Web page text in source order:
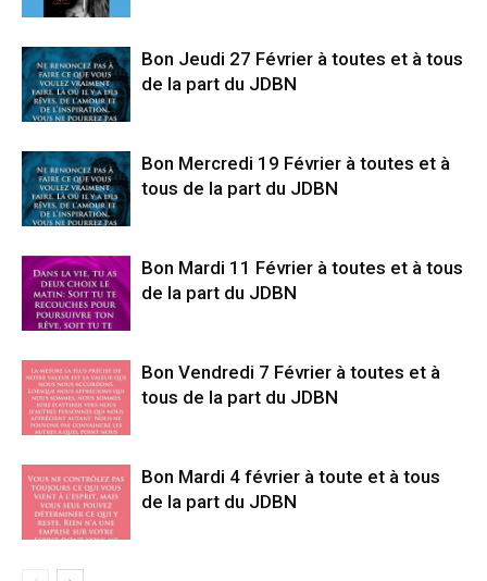
Bon Jeudi 27 Février à toutes et à tous
de la part du JDBN
Bon Mercredi 19 Février à toutes et à
tous de la part du JDBN
Bon Mardi 11 Février à toutes et à tous
de la part du JDBN
Bon Vendredi 7 Février à toutes et à
tous de la part du JDBN
Bon Mardi 4 février à toute et à tous
de la part du JDBN